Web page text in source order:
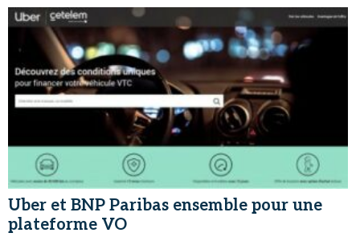
Uber et BNP Paribas ensemble pour une
plateforme VO